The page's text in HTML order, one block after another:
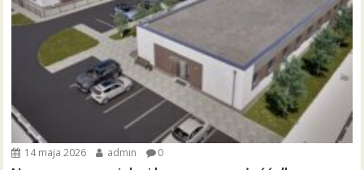
14 maja 2026 admin 0